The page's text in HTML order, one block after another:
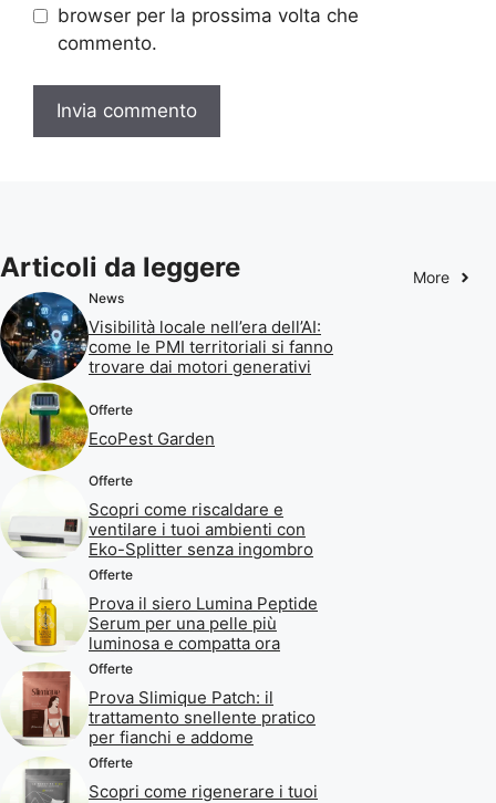
browser per la prossima volta che
commento.
Articoli da leggere More
News
Visibilità locale nell’era dell’AI:
come le PMI territoriali si fanno
trovare dai motori generativi
Offerte
EcoPest Garden
Offerte
Scopri come riscaldare e
ventilare i tuoi ambienti con
Eko-Splitter senza ingombro
Offerte
Prova il siero Lumina Peptide
Serum per una pelle più
luminosa e compatta ora
Offerte
Prova Slimique Patch: il
trattamento snellente pratico
per fianchi e addome
Offerte
Scopri come rigenerare i tuoi